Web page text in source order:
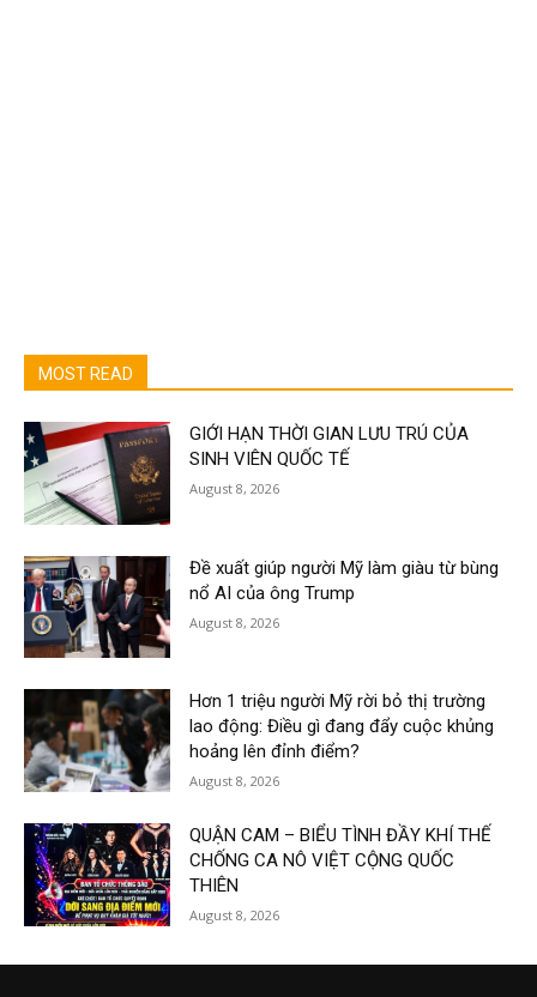
MOST READ
GIỚI HẠN THỜI GIAN LƯU TRÚ CỦA
SINH VIÊN QUỐC TẾ
August 8, 2026
Đề xuất giúp người Mỹ làm giàu từ bùng
nổ AI của ông Trump
August 8, 2026
Hơn 1 triệu người Mỹ rời bỏ thị trường
lao động: Điều gì đang đẩy cuộc khủng
hoảng lên đỉnh điểm?
August 8, 2026
QUẬN CAM – BIỂU TÌNH ĐẦY KHÍ THẾ
CHỐNG CA NÔ VIỆT CỘNG QUỐC
THIÊN
August 8, 2026